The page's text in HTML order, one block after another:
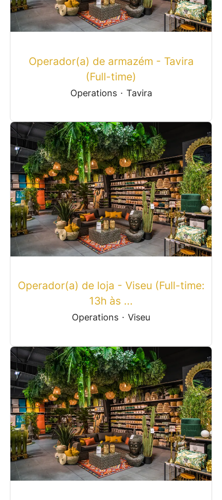
Operador(a) de armazém - Tavira
(Full-time)
Operations · Tavira
Operador(a) de loja - Viseu (Full-time:
13h às ...
Operations · Viseu